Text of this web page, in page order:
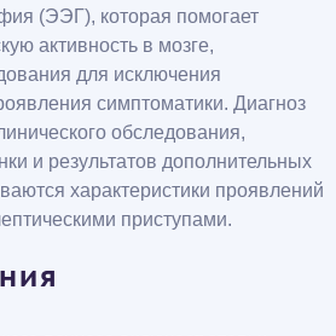
(ЭЭГ), которая помогает
активность в мозге,
для исключения
симптоматики. Диагноз
обследования,
и результатов дополнительных
характеристики проявлений
приступами.